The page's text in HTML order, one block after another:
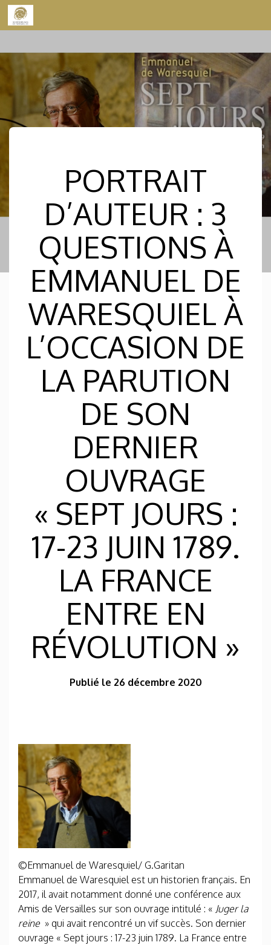
Skip to content
PORTRAIT
D’AUTEUR : 3
QUESTIONS À
EMMANUEL DE
WARESQUIEL À
L’OCCASION DE
LA PARUTION
DE SON
DERNIER
OUVRAGE
« SEPT JOURS :
17-23 JUIN 1789.
LA FRANCE
ENTRE EN
RÉVOLUTION »
Publié le 26 décembre 2020
©Emmanuel de Waresquiel/ G.Garitan
Emmanuel de Waresquiel est un historien français. En
2017, il avait notamment donné une conférence aux
Amis de Versailles sur son ouvrage intitulé : « Juger la
reine » qui avait rencontré un vif succès. Son dernier
ouvrage « Sept jours : 17-23 juin 1789. La France entre